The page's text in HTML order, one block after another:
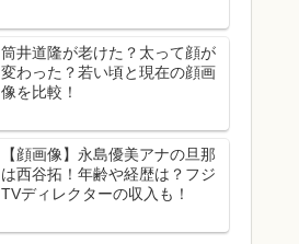
筒井道隆が老けた？太って顔が
変わった？若い頃と現在の顔画
像を比較！
【顔画像】永島優美アナの旦那
は西谷拓！年齢や経歴は？フジ
TVディレクターの収入も！